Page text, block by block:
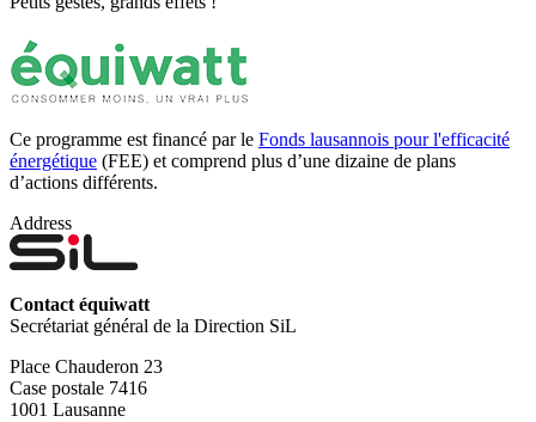
Ce programme est financé par le Fonds lausannois pour l'efficacité
énergétique (FEE) et comprend plus d’une dizaine de plans
d’actions différents.
Address
Contact équiwatt
Secrétariat général de la Direction SiL
Place Chauderon 23
Case postale 7416
1001 Lausanne